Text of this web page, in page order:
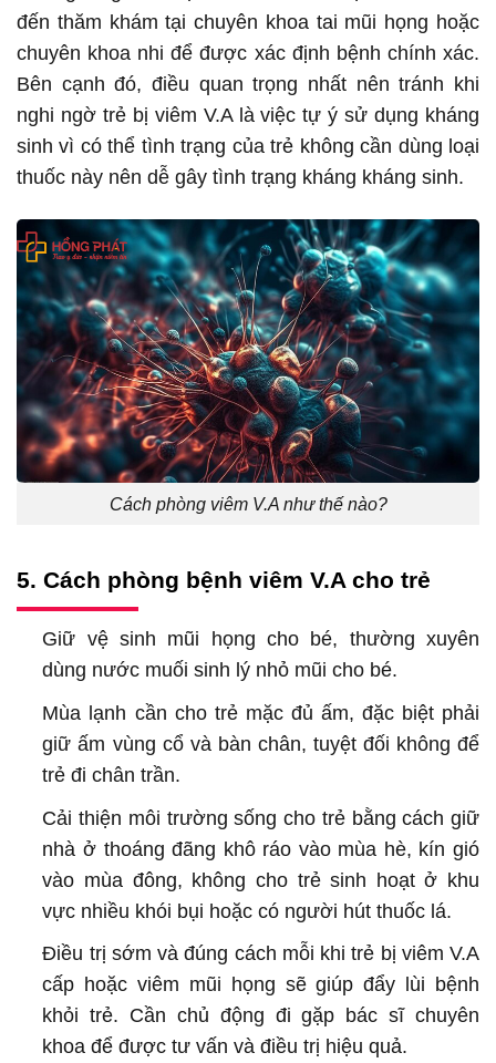
đến thăm khám tại chuyên khoa tai mũi họng hoặc
chuyên khoa nhi để được xác định bệnh chính xác.
Bên cạnh đó, điều quan trọng nhất nên tránh khi
nghi ngờ trẻ bị viêm V.A là việc tự ý sử dụng kháng
sinh vì có thể tình trạng của trẻ không cần dùng loại
thuốc này nên dễ gây tình trạng kháng kháng sinh.
Cách phòng viêm V.A như thế nào?
5. Cách phòng bệnh viêm V.A cho trẻ
Giữ vệ sinh mũi họng cho bé, thường xuyên
dùng nước muối sinh lý nhỏ mũi cho bé.
Mùa lạnh cần cho trẻ mặc đủ ấm, đặc biệt phải
giữ ấm vùng cổ và bàn chân, tuyệt đối không để
trẻ đi chân trần.
Cải thiện môi trường sống cho trẻ bằng cách giữ
nhà ở thoáng đãng khô ráo vào mùa hè, kín gió
vào mùa đông, không cho trẻ sinh hoạt ở khu
vực nhiều khói bụi hoặc có người hút thuốc lá.
Điều trị sớm và đúng cách mỗi khi trẻ bị viêm V.A
cấp hoặc viêm mũi họng sẽ giúp đẩy lùi bệnh
khỏi trẻ. Cần chủ động đi gặp bác sĩ chuyên
khoa để được tư vấn và điều trị hiệu quả.